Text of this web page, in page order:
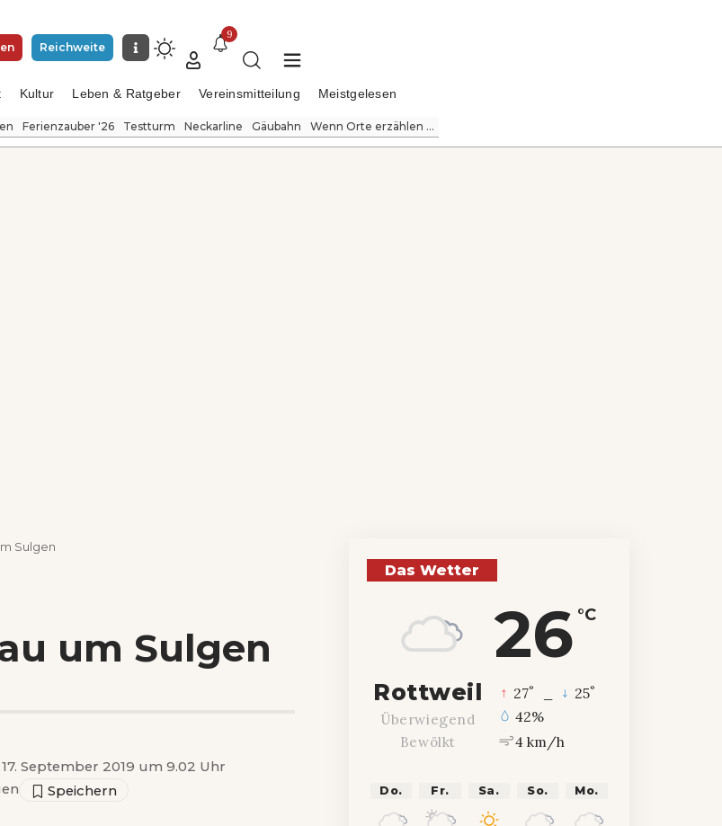
Reichweite
9
Kultur Leben & Ratgeber Vereinsmitteilung Meistgelesen
Ferienzauber '26 Testturm Neckarline Gäubahn Wenn Orte erzählen ...
Sulgen
um Sulgen
September 2019 um 9.02 Uhr
Das Wetter
26 °C
Rottweil
Überwiegend
Bewölkt
27° 25°
42%
4 km/h
Do. Fr. Sa. So. Mo.